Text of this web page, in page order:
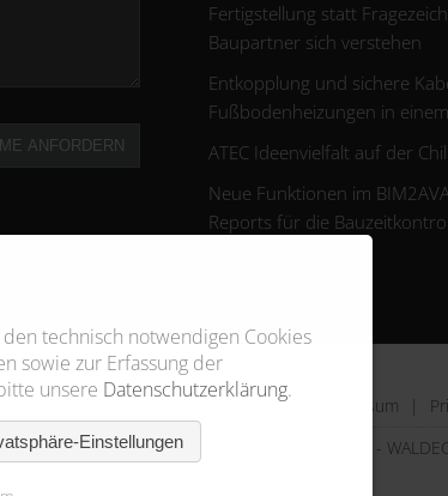
ANFORDERN
Fertigstellung statt
Baupartner sich verstehen
Entkopplung und sichere
Fußbodenheizungen in
ATEC Ideenvielfalt auf der
Neue Funktionen im
Reports für die
Impressum
© 2026 -
technisch notwendigen Cookies
sowie zur Erfassung der
unsere Datenschutzerklärung.
Einstellungen